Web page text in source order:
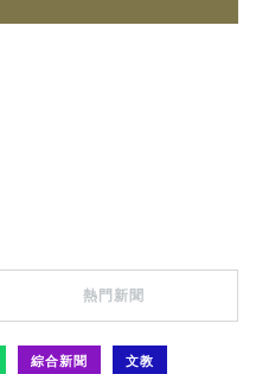
熱門新聞
綜合新聞 文教